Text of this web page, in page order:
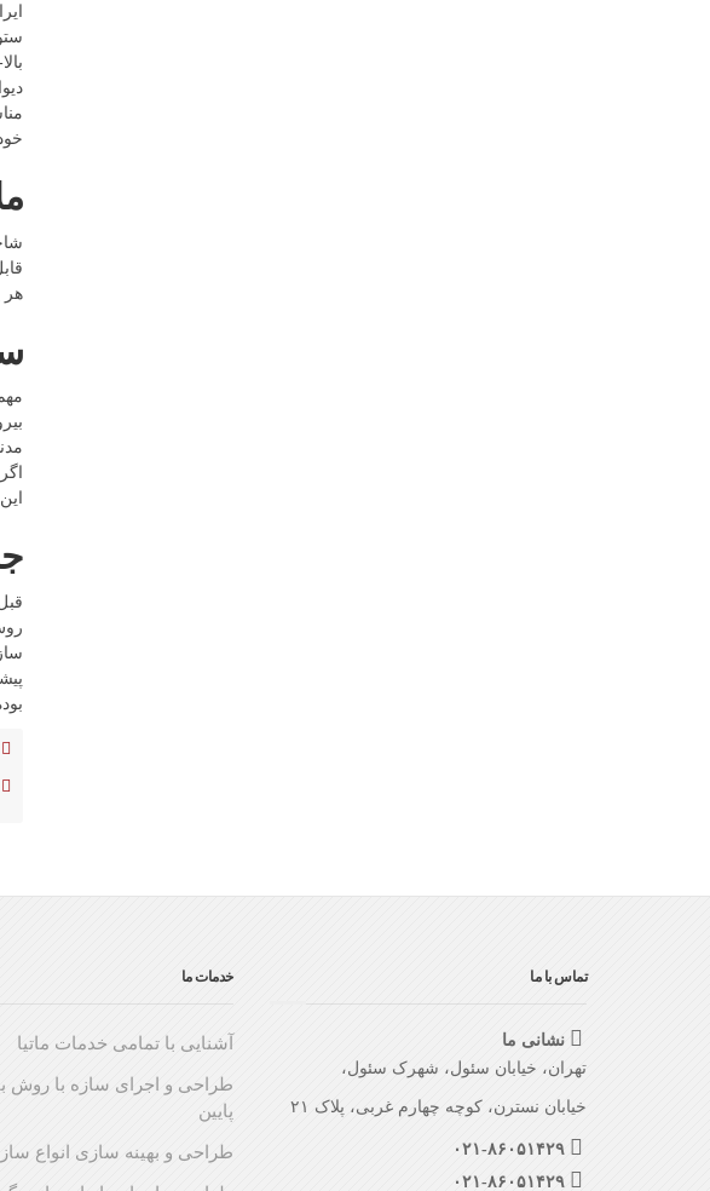
هر
خدمات ما
آشنایی با تمامی خدمات ماتیا
طراحی و اجرای سازه با روش
پایین
طراحی و بهینه سازی انواع
تماس با ما
نشانی ما
تهران، خیابان سئول، شهرک سئول،
خیابان نسترن، کوچه چهارم غربی، پلاک ۲۱
۰۲۱-۸۶۰۵۱۴۲۹
۰۲۱-۸۶۰۵۱۴۲۹